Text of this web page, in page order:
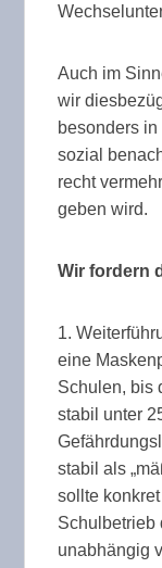
Auch im
wir
besonders
sozial
recht
geben wird.
Wir fordern
1.
eine
Schulen, bis
stabil unter
stabil als
sollte
Schulbetrieb
unabhängig